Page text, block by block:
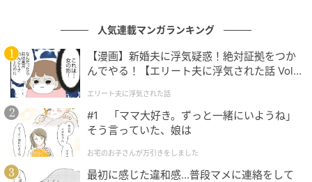
人気連載マンガランキング
【漫画】新婚夫に浮気疑惑！絶対証拠をつか
んでやる！【エリート夫に浮気された話 Vol.
エリート夫に浮気された話
#1 「ママ大好き。ずっと一緒にいようね」
そう言っていた、娘は
お宅のお子さんが万引きをしました
最初に感じた違和感…普段マメに連絡をして